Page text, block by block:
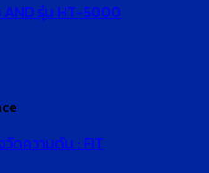
AND รุ่น HT-5000
ดความดัน : FIT